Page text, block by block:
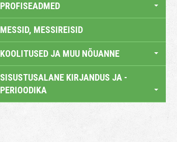
PROFISEADMED
MESSID, MESSIREISID
KOOLITUSED JA MUU NÕUANNE
SISUSTUSALANE KIRJANDUS JA -
PERIOODIKA